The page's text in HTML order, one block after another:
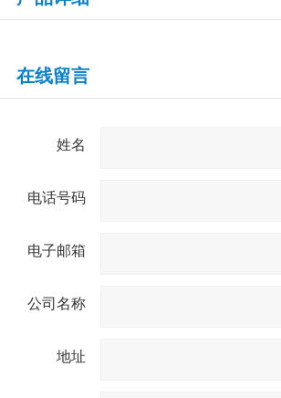
在线留言
姓名
电话号码
电子邮箱
公司名称
地址